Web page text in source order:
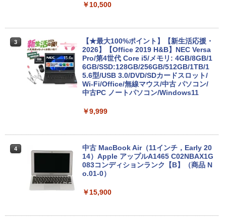
【2026年アップグレード版】AOKIMI ワイヤ
セリング 自動ペアリング Type-C充電 マイク
付き 防水 タッチ式音量調整 スポーツ/通勤/通
学/WEB会議(ホワイト)
￥1,964
レスイヤホン Bluetooth 5.4 ノイズキャンセ
On My Road (Stadium ver.)
BUGS LIFE
￥250
￥1,625
コカ・コーラ やかんの麦茶 from 爽健美茶 ラ
ベルレス 650mlPET×24本
￥2,009
HUNTER×HUNTER モノクロ版 39 (ジャンプ
スーパーの裏でヤニ吸うふたり 9巻 (デジタル
版ビッグガンガンコミックス)
￥810
￥10,500
3
【★最大100%ポイント】【新生活応援・
2026】【Office 2019 H&B】NEC Versa
Pro/第4世代 Core i5/メモリ: 4GB/8GB/1
6GB/SSD:128GB/256GB/512GB/1TB/1
5.6型/USB 3.0/DVD/SDカードスロット/
Wi-Fi/Office/無線マウス/中古 パソコン/
中古PC ノートパソコン/Windows11
￥9,999
4
中古 MacBook Air（11インチ，Early 20
14）Apple アップルA1465 C02NBAX1G
083コンディションランク【B】（商品 N
o.01-0）
￥15,900